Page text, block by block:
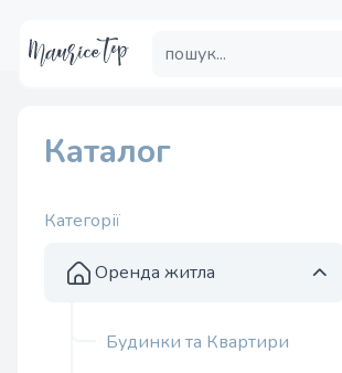
Каталог
Категорії
Оренда житла
Будинки та Квартири